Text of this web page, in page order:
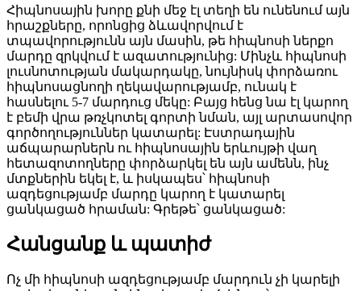
Հիպնոսային խորը քնի մեջ էլ տեղի են ունենում այն
հրաշքները, որոնցից ձևավորվում է
տպավորությունն այն մասին, թե հիպնոսի ներքո
մարդը զրկվում է ազատությունից: Մինչև հիպնոսի
լուսնոտության մակարդակը, նույնիսկ փորձառու
հիպնոսացնողի ղեկավարությամբ, ունակ է
հասնելու 5-7 մարդուց մեկը: Բայց հենց նա էլ կարող
է բեմի վրա թռչկոտել գորտի նման, այլ արտասովոր
գործողություններ կատարել: Էստրադային
աճպարարներն ու հիպնոսային երևույթի վաղ
հետազոտողները փորձարկել են այն ամենն, ինչ
մտքներին եկել է, և իսկապես՝ հիպնոսի
ազդեցությամբ մարդը կարող է կատարել
ցանկացած հրաման: Գրեթե՝ ցանկացած:
Հանցանք և պատիժ
Ոչ մի հիպնոսի ազդեցությամբ մարդուն չի կարելի